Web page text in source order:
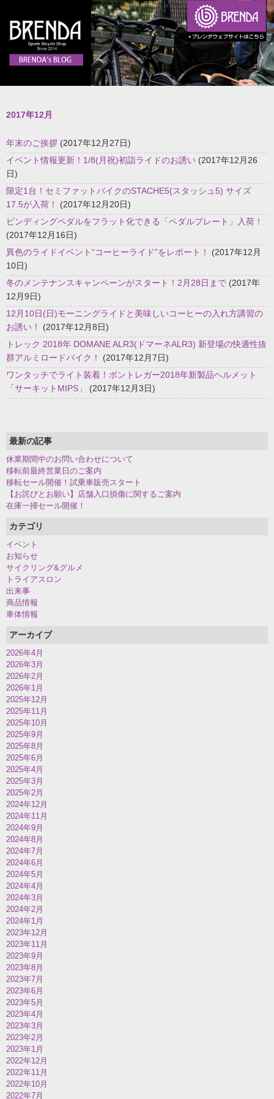
2017年12月
年末のご挨拶 (2017年12月27日)
イベント情報更新！1/8(月祝)初詣ライドのお誘い (2017年12月26
日)
限定1台！セミファットバイクのSTACHE5(スタッシュ5) サイズ
17.5が入荷！
(2017年12月20日)
ビンディングペダルをフラット化できる「ペダルプレート」入荷！
(2017年12月16日)
異色のライドイベント“コーヒーライド”をレポート！
(2017年12月
10日)
冬のメンテナンスキャンペーンがスタート！2月28日まで (2017年
12月9日)
12月10日(日)モーニングライドと美味しいコーヒーの入れ方講習の
お誘い！
(2017年12月8日)
トレック 2018年 DOMANE ALR3(ドマーネALR3) 新登場の快適性抜
群アルミロードバイク！
(2017年12月7日)
ワンタッチでライト装着！ボントレガー2018年新製品ヘルメット
「サーキットMIPS」
(2017年12月3日)
最新の記事
休業期間中のお問い合わせについて
移転前最終営業日のご案内
移転セール開催！試乗車販売スタート
【お詫びとお願い】店舗入口損傷に関するご案内
在庫一掃セール開催！
カテゴリ
イベント
お知らせ
サイクリング&グルメ
トライアスロン
出来事
商品情報
車体情報
アーカイブ
2026年4月
2026年3月
2026年2月
2026年1月
2025年12月
2025年11月
2025年10月
2025年9月
2025年8月
2025年6月
2025年4月
2025年3月
2025年2月
2024年12月
2024年11月
2024年9月
2024年8月
2024年7月
2024年6月
2024年5月
2024年4月
2024年3月
2024年2月
2024年1月
2023年12月
2023年11月
2023年9月
2023年8月
2023年7月
2023年6月
2023年5月
2023年4月
2023年3月
2023年2月
2023年1月
2022年12月
2022年11月
2022年10月
2022年7月